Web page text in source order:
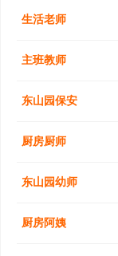
生活老师
主班教师
东山园保安
厨房厨师
东山园幼师
厨房阿姨